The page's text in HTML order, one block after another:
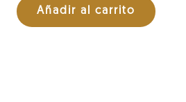
Añadir al carrito